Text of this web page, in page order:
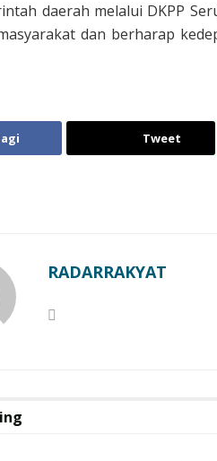
daerah melalui DKPP
dan berharap
Tweet
RADARRAKYAT